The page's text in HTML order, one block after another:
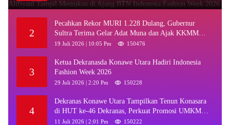
2
Pecahkan Rekor MURI 1.228 Dulang, Gubernur
Sultra Terima Gelar Adat Muna dan Ajak KKMM
Bersinergi
19 Juli 2026 | 10:05 Pm 150476
3
Ketua Dekranasda Konawe Utara Hadiri Indonesia
Fashion Week 2026
29 Juli 2026 | 2:20 Pm 150228
4
Dekranas Konawe Utara Tampilkan Tenun Konasara
di HUT ke-46 Dekranas, Perkuat Promosi UMKM
Daerah
11 Juli 2026 | 2:01 Pm 150222